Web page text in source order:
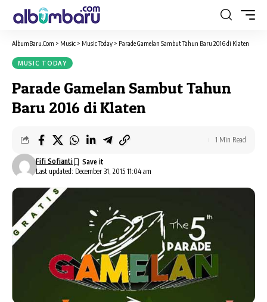
AlbumBaru.Com > Music > Music Today > Parade Gamelan Sambut Tahun Baru 2016 di Klaten
MUSIC TODAY
Parade Gamelan Sambut Tahun
Baru 2016 di Klaten
Last updated: December 31, 2015 11:04 am
Fifi Sofianti
1 Min Read